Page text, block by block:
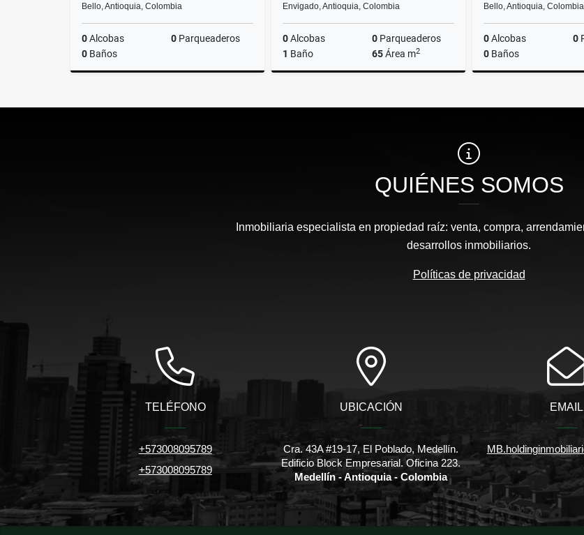
Bello, Antioquia, Colombia
0Alcobas 0 Parqueaderos
0 Baños
$260.000.000
Envigado, Antioquia, Colombia
0Alcobas 0 Parqueaderos
1 Baño 65Área m2
$430.000.000
Bello, Antioquia, Colombia
0Alcobas 0
0 Baños
QUIÉNES SOMOS
Inmobiliaria especialista en propiedad raíz: venta, compra,
desarrollos inmobiliarios.
Políticas de privacidad
TELÉFONO
+573008095789
+573008095789
UBICACIÓN
Cra. 43A #19-17, El Poblado, Medellín.
Edificio Block Empresarial. Oficina 223.
Medellín - Antioquia - Colombia
EMAIL